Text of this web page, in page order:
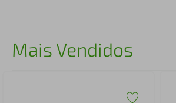
Mais Vendidos